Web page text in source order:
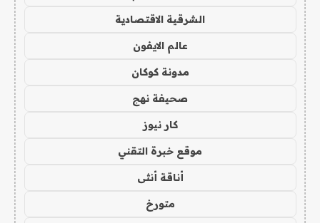
الشرقية الاقتصادية
عالم الايفون
مدونة كوكان
صحيفة نهج
كار نيوز
موقع خبرة التقني
أناقة أنثى
متورخ